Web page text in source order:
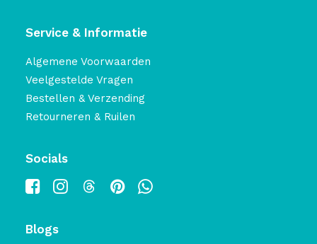
Service & Informatie
Algemene Voorwaarden
Veelgestelde Vragen
Bestellen & Verzending
Retourneren & Ruilen
Socials
Blogs